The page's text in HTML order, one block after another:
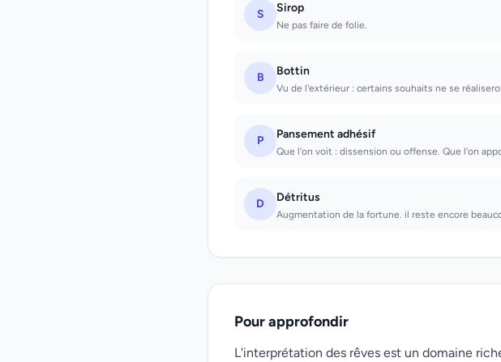
S Sirop
Ne pas faire de folie.
B Bottin
Vu de l'extérieur : certains souhaits ne se
P Pansement adhésif
Que l'on voit : dissension ou offense. Que l'on
D Détritus
Augmentation de la fortune. il reste encore
Pour approfondir
L'interprétation des rêves est un domaine